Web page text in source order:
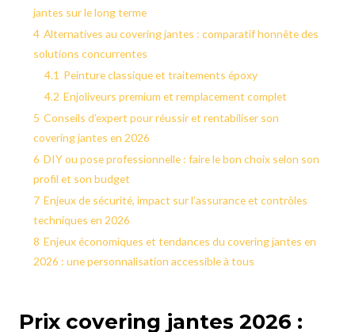
jantes sur le long terme
4 Alternatives au covering jantes : comparatif honnête des
solutions concurrentes
4.1 Peinture classique et traitements époxy
4.2 Enjoliveurs premium et remplacement complet
5 Conseils d’expert pour réussir et rentabiliser son
covering jantes en 2026
6 DIY ou pose professionnelle : faire le bon choix selon son
profil et son budget
7 Enjeux de sécurité, impact sur l’assurance et contrôles
techniques en 2026
8 Enjeux économiques et tendances du covering jantes en
2026 : une personnalisation accessible à tous
Prix covering jantes 2026 :